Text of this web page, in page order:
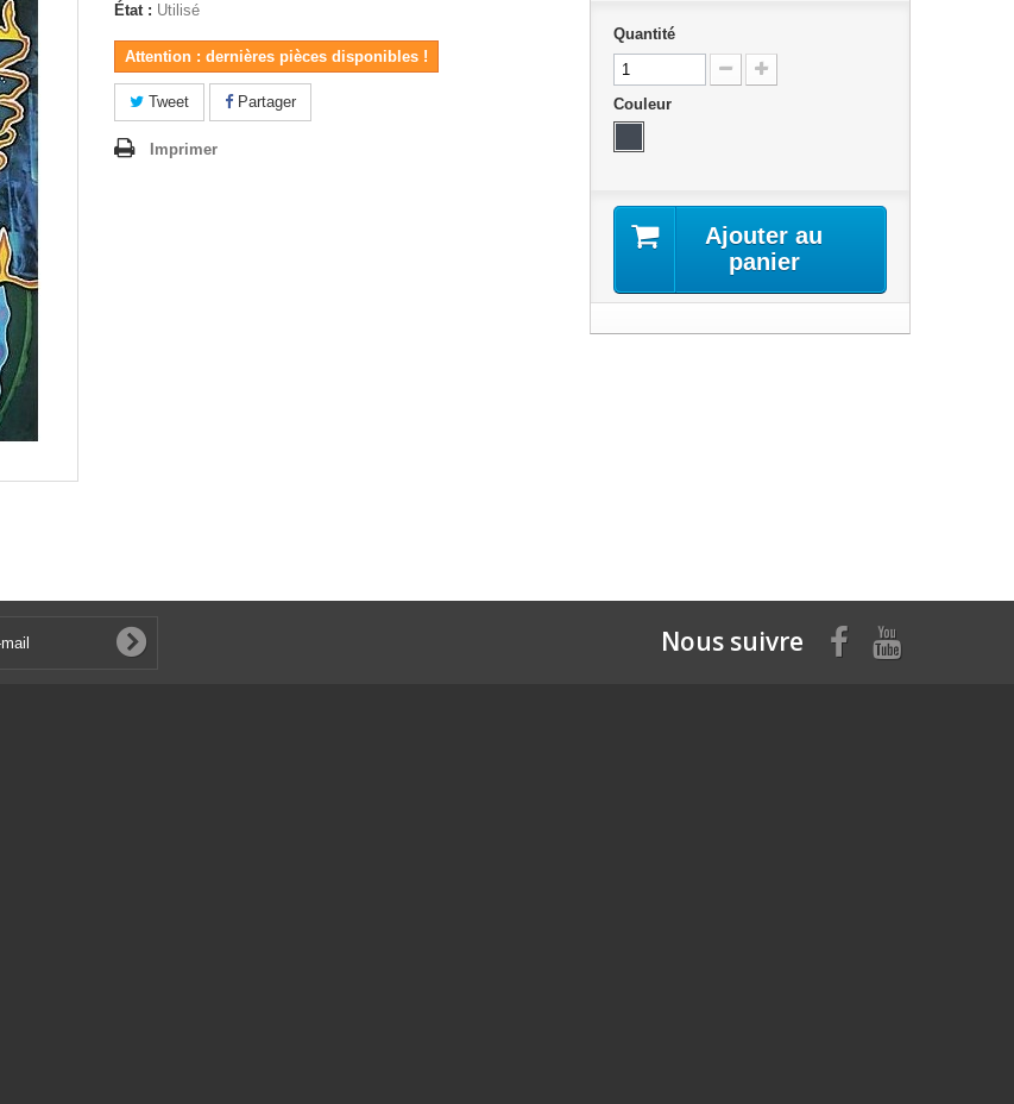
État : Utilisé
Attention : dernières pièces disponibles !
Tweet Partager
Imprimer
Quantité
Couleur
Ajouter au
panier
Nous suivre